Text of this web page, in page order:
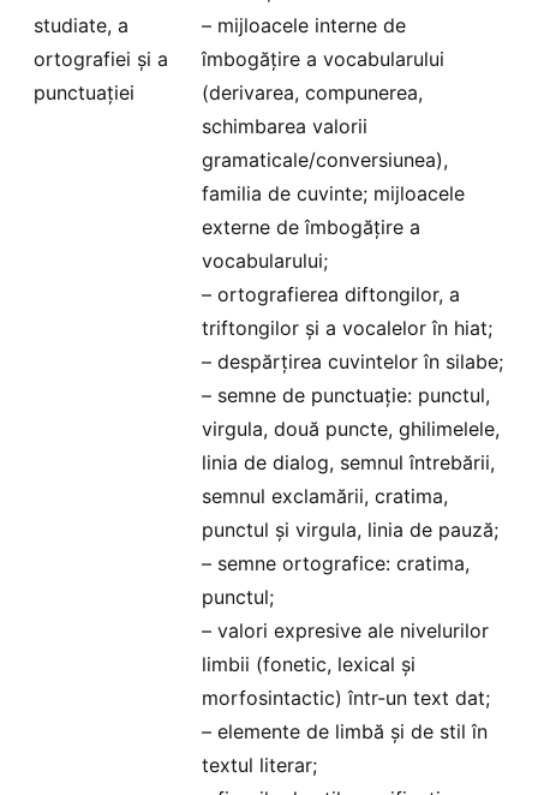
studiate, a
ortografiei și a
punctuației
– mijloacele interne de
îmbogățire a vocabularului
(derivarea, compunerea,
schimbarea valorii
gramaticale/conversiunea),
familia de cuvinte; mijloacele
externe de îmbogățire a
vocabularului;
– ortografierea diftongilor, a
triftongilor și a vocalelor în hiat;
– despărțirea cuvintelor în silabe;
– semne de punctuație: punctul,
virgula, două puncte, ghilimelele,
linia de dialog, semnul întrebării,
semnul exclamării, cratima,
punctul și virgula, linia de pauză;
– semne ortografice: cratima,
punctul;
– valori expresive ale nivelurilor
limbii (fonetic, lexical și
morfosintactic) într-un text dat;
– elemente de limbă și de stil în
textul literar;